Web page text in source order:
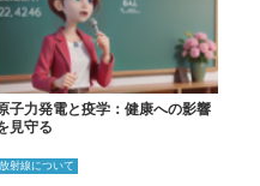
子力発電と疫学：健康への影響
見守る
放射線について